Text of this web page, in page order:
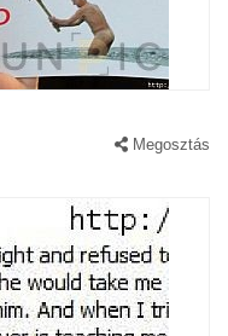
Megosztás